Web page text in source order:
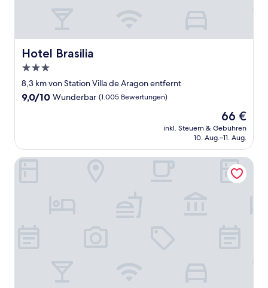
Hotel Brasilia
Hotel Brasilia
3.0-
Sterne-
Unterkunft
8,3 km von Station Villa de Aragon entfernt
9.0
Bewertungen)
9,0/10 Wunderbar (1.005 Bewertungen)
Der
Preis
beträgt
66 €
inkl. Steuern & Gebühren
10. Aug.–11. Aug.
Hotel Escala Centro Histórico